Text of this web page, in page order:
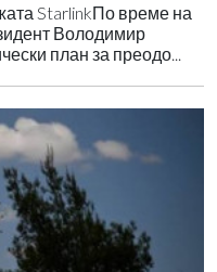
StarlinkПо време на
Володимир
план за преодо...